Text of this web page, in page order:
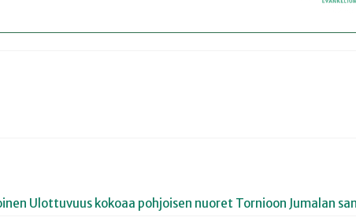
Ulottuvuus kokoaa pohjoisen nuoret Tornioon Jumalan